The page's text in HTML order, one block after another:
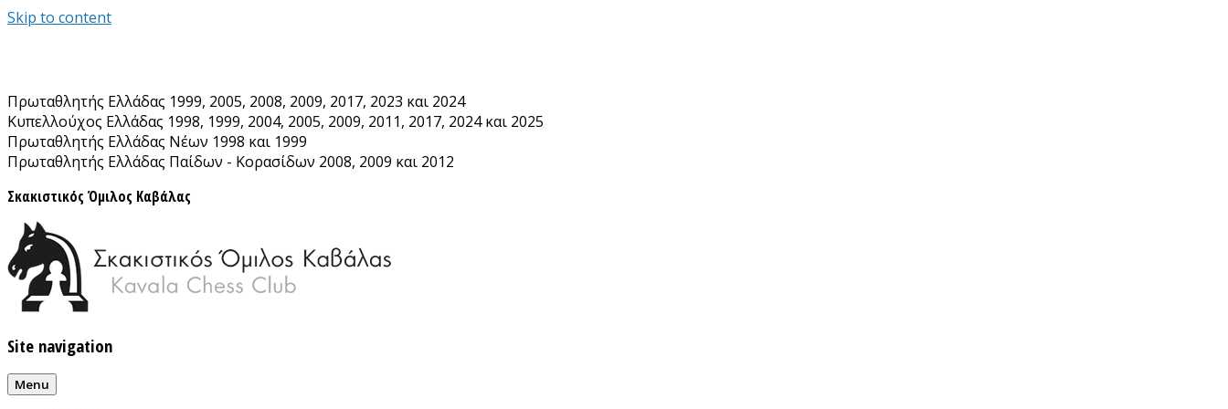
Skip to content
Πρωταθλητής Ελλάδας 1999, 2005, 2008, 2009, 2017, 2023 και 2024
Κυπελλούχος Ελλάδας 1998, 1999, 2004, 2005, 2009, 2011, 2017, 2024 και 2025
Πρωταθλητής Ελλάδας Νέων 1998 και 1999
Πρωταθλητής Ελλάδας Παίδων - Κορασίδων 2008, 2009 και 2012
Σκακιστικός Όμιλος Καβάλας
Site navigation
Menu